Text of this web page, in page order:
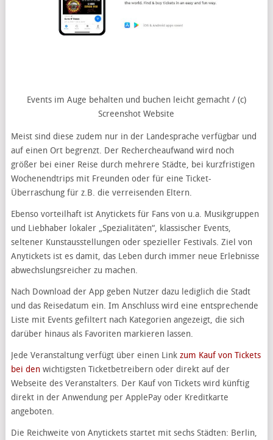
Events im Auge behalten und buchen leicht gemacht / (c)
Screenshot Website
Meist sind diese zudem nur in der Landesprache verfügbar und
auf einen Ort begrenzt. Der Rechercheaufwand wird noch
größer bei einer Reise durch mehrere Städte, bei kurzfristigen
Wochenendtrips mit Freunden oder für eine Ticket-
Überraschung für z.B. die verreisenden Eltern.
Ebenso vorteilhaft ist Anytickets für Fans von u.a. Musikgruppen
und Liebhaber lokaler „Spezialitäten“, klassischer Events,
seltener Kunstausstellungen oder spezieller Festivals. Ziel von
Anytickets ist es damit, das Leben durch immer neue Erlebnisse
abwechslungsreicher zu machen.
Nach Download der App geben Nutzer dazu lediglich die Stadt
und das Reisedatum ein. Im Anschluss wird eine entsprechende
Liste mit Events gefiltert nach Kategorien angezeigt, die sich
darüber hinaus als Favoriten markieren lassen.
Jede Veranstaltung verfügt über einen Link zum Kauf von Tickets
bei denwichtigsten Ticketbetreibern oder direkt auf der
Webseite des Veranstalters. Der Kauf von Tickets wird künftig
direkt in der Anwendung per ApplePay oder Kreditkarte
angeboten.
Die Reichweite von Anytickets startet mit sechs Städten: Berlin,